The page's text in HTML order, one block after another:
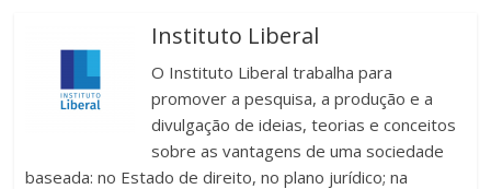
Instituto Liberal
O Instituto Liberal trabalha para
promover a pesquisa, a produção e a
divulgação de ideias, teorias e conceitos
sobre as vantagens de uma sociedade
baseada: no Estado de direito, no plano jurídico; na